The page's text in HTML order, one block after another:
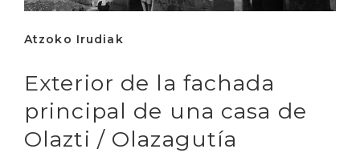
Atzoko Irudiak
Exterior de la fachada
principal de una casa de
Olazti / Olazagutía